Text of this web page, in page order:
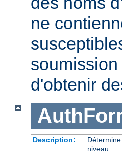
ne
d'obtenir
Description:
niveau